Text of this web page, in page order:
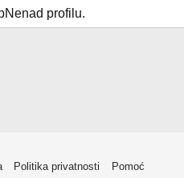
profilu.
Politika privatnosti
Pomoć